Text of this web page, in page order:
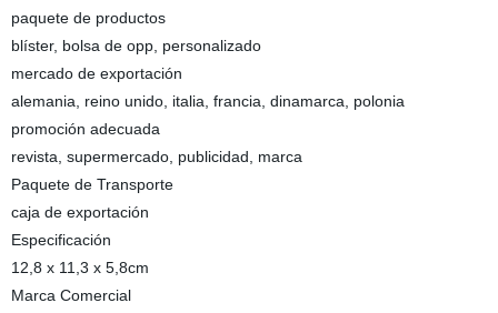
paquete de productos
blíster, bolsa de opp, personalizado
mercado de exportación
alemania, reino unido, italia, francia, dinamarca, polonia
promoción adecuada
revista, supermercado, publicidad, marca
Paquete de Transporte
caja de exportación
Especificación
12,8 x 11,3 x 5,8cm
Marca Comercial